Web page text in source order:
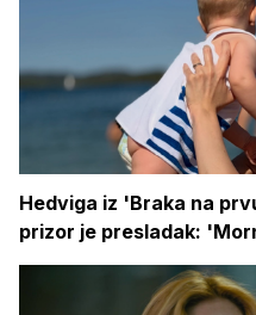
Hedviga iz 'Braka na
prizor je presladak: